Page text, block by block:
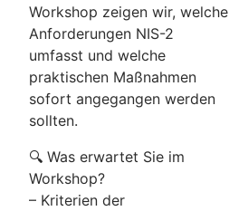
Workshop zeigen wir, welche
Anforderungen NIS-2
umfasst und welche
praktischen Maßnahmen
sofort angegangen werden
sollten.
🔍 Was erwartet Sie im
Workshop?
– Kriterien der